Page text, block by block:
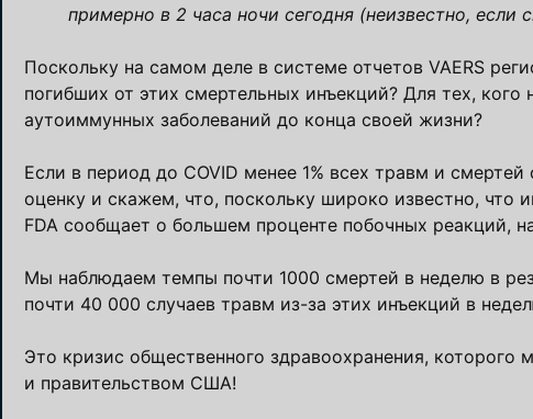
примерно в 2 часа ночи сегодня (неизвестно,
Поскольку на самом деле в системе отчетов VAERS
погибших от этих смертельных инъекций? Для тех,
аутоиммунных заболеваний до конца своей жизни?
Если в период до COVID менее 1% всех травм и
оценку и скажем, что, поскольку широко известно,
FDA сообщает о большем проценте побочных реакций,
Мы наблюдаем темпы почти 1000 смертей в неделю в
почти 40 000 случаев травм из-за этих инъекций в
Это кризис общественного здравоохранения,
и правительством США!